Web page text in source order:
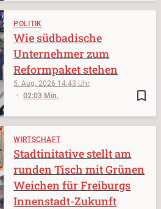
POLITIK
bookmark_border
5. Aug. 2026 14:43
02:03 Min.
Wie südbadische
Unternehmer zum
Reformpaket stehen
WIRTSCHAFT
Stadtinitative stellt am
runden Tisch mit Grünen
Weichen für Freiburgs
Innenstadt-Zukunft